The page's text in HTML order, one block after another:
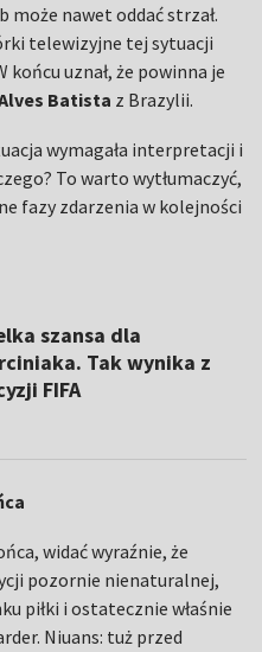
może nawet oddać strzał.
telewizyjne tej sytuacji
końcu uznał, że powinna je
Batista z Brazylii.
wymagała interpretacji i
To warto wytłumaczyć,
fazy zdarzenia w kolejności
szansa dla
Tak wynika z
FIFA
widać wyraźnie, że
pozornie nienaturalnej,
piłki i ostatecznie właśnie
Niuans: tuż przed